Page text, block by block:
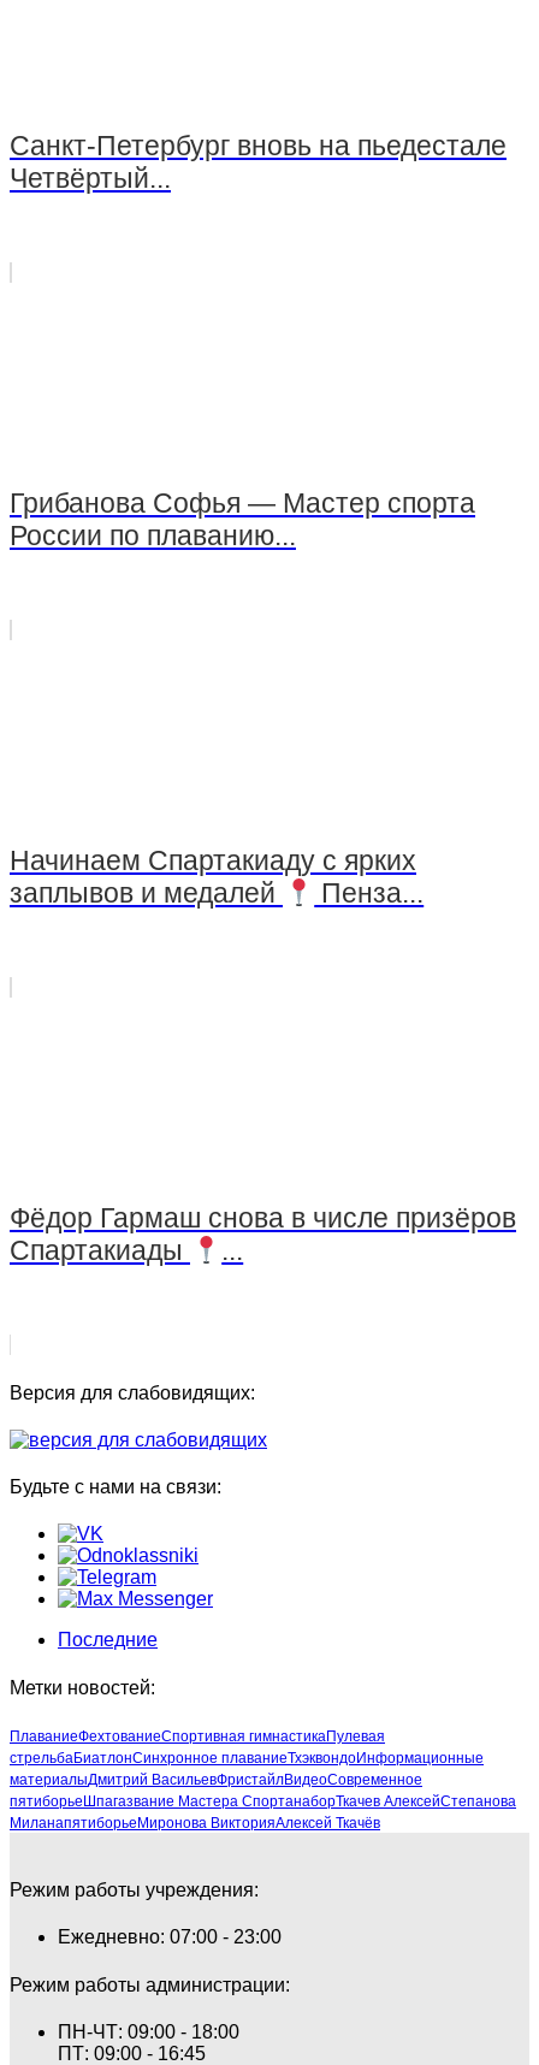
Санкт-Петербург вновь на пьедестале
Четвёртый...
Грибанова Софья — Мастер спорта
России по плаванию...
Начинаем Спартакиаду с ярких
заплывов и медалей
Пенза...
Фёдор Гармаш снова в числе призёров
Спартакиады
...
Версия для слабовидящих:
Будьте с нами на связи:
Последние
Метки новостей:
ПлаваниеФехтованиеСпортивная гимнастикаПулевая
стрельбаБиатлонСинхронное плаваниеТхэквондоИнформационные
материалыДмитрий ВасильевФристайлВидеоСовременное
пятиборьеШпагазвание Мастера СпортанаборТкачев АлексейСтепанова
МиланапятиборьеМиронова ВикторияАлексей Ткачёв
Режим работы учреждения:
Ежедневно: 07:00 - 23:00
Режим работы администрации:
ПН-ЧТ: 09:00 - 18:00
ПТ: 09:00 - 16:45